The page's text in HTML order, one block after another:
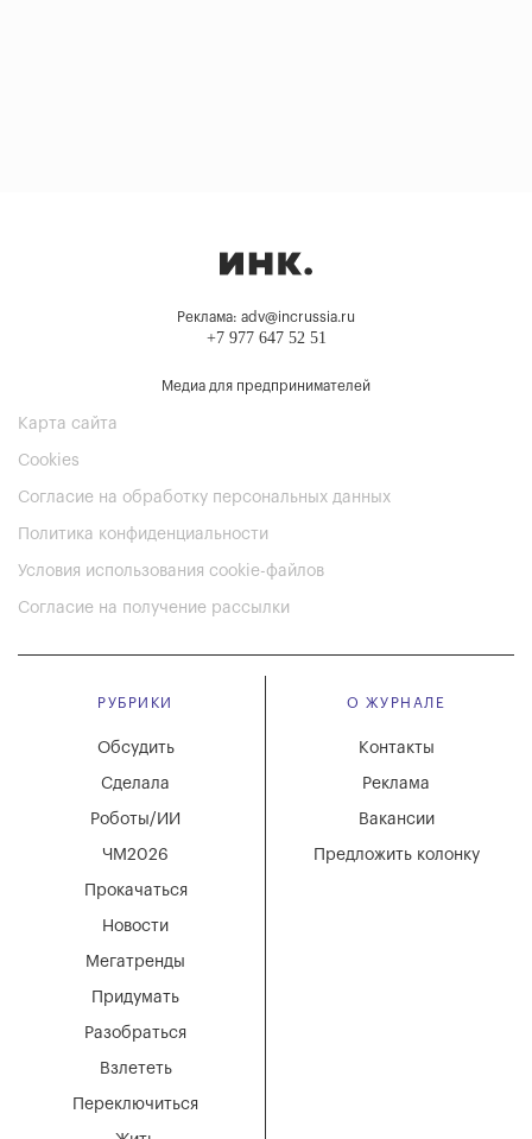
Реклама: adv@incrussia.ru
+7 977 647 52 51
Медиа для предпринимателей
Карта сайта
Cookies
Согласие на обработку персональных данных
Политика конфиденциальности
Условия использования cookie-файлов
Согласие на получение рассылки
РУБРИКИ
Мегатренды
Придумать
Разобраться
Взлететь
Новости
Переключиться
Обсудить
Сделала
Роботы/ИИ
ЧМ2026
Прокачаться
О ЖУРНАЛЕ
Вакансии
Реклама
Контакты
Предложить колонку